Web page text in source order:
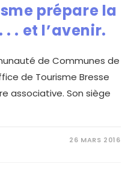
prépare la
. et l’avenir.
de Communes de
de Tourisme Bresse
associative. Son siège
26 MARS 2016